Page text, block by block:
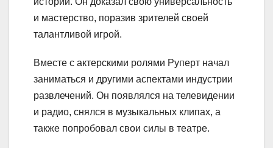
и мастерство, поразив зрителей своей
талантливой игрой.
Вместе с актерскими ролями Руперт начал
заниматься и другими аспектами индустрии
развлечений. Он появлялся на телевидении
и радио, снялся в музыкальных клипах, а
также попробовал свои силы в театре.